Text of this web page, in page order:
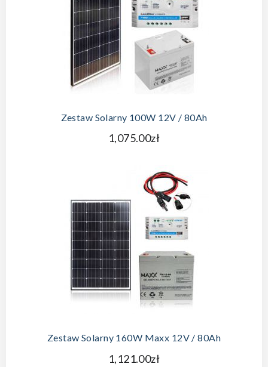
DODAJ DO KOSZYKA
Zestaw Solarny 100W 12V / 80Ah
1,075.00zł
DODAJ DO KOSZYKA
Zestaw Solarny 160W Maxx 12V / 80Ah
1,121.00zł